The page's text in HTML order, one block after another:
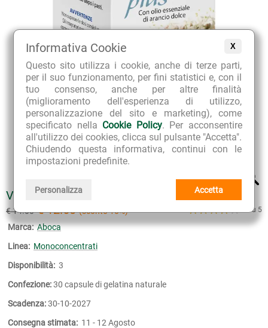
X
Informativa Cookie
Questo sito utilizza i cookie, anche di terze parti,
per il suo funzionamento, per fini statistici e, con il
tuo consenso, anche per altre finalità
(miglioramento dell'esperienza di utilizzo,
personalizzazione del sito e marketing), come
specificato nella Cookie Policy. Per acconsentire
all'utilizzo dei cookies, clicca sul pulsante "Accetta".
Chiudendo questa informativa, continui con le
impostazioni predefinite.
Personalizza Accetta
VALERIANA PLUS
€ 14.00 € 12.60(sconto 10%) 4 su 5
Marca: Aboca
Linea: Monoconcentrati
Disponibilità: 3
Confezione:30 capsule di gelatina naturale
Scadenza:30-10-2027
Consegna stimata: 11 - 12 Agosto